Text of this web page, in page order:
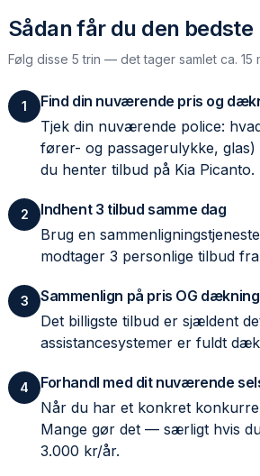
Sådan får du den
Følg disse 5 trin — det tager samlet ca.
1
Find din nuværende pris og
Tjek din nuværende police:
fører- og passagerulykke,
du henter tilbud på Kia Picanto.
2
Indhent 3 tilbud samme dag
Brug en
modtager 3 personlige tilbud
3
Sammenlign på pris OG dækning
Det billigste tilbud er sjældent
assistance­systemer er fuldt
4
Forhandl med dit nuværende
Når du har et konkret
Mange gør det — særligt hvis
3.000 kr/år.